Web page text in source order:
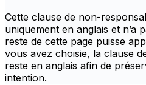
Cette clause de non-
uniquement en anglais et n’a
reste de cette page puisse
vous avez choisie, la clause
reste en anglais afin de
intention.